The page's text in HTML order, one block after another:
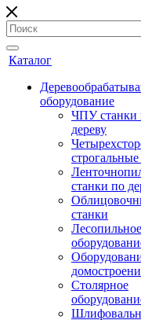
Каталог
оборудование
ЧПУ станки
дереву
станки по
станки
Лесопильное
Столярное